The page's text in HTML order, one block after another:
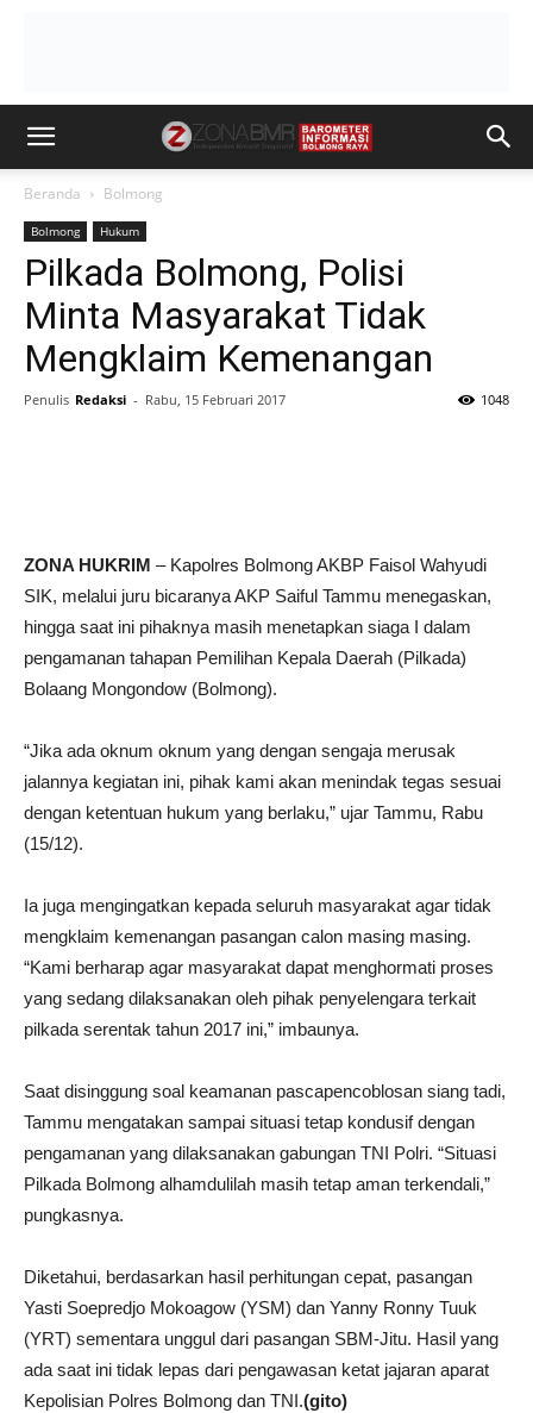
Beranda Bolmong
Bolmong Hukum
Pilkada Bolmong, Polisi
Minta Masyarakat Tidak
Mengklaim Kemenangan
Penulis Redaksi - Rabu, 15 Februari 2017 1048
ZONA HUKRIM – Kapolres Bolmong AKBP Faisol Wahyudi
SIK, melalui juru bicaranya AKP Saiful Tammu menegaskan,
hingga saat ini pihaknya masih menetapkan siaga I dalam
pengamanan tahapan Pemilihan Kepala Daerah (Pilkada)
Bolaang Mongondow (Bolmong).
“Jika ada oknum oknum yang dengan sengaja merusak
jalannya kegiatan ini, pihak kami akan menindak tegas sesuai
dengan ketentuan hukum yang berlaku,” ujar Tammu, Rabu
(15/12).
Ia juga mengingatkan kepada seluruh masyarakat agar tidak
mengklaim kemenangan pasangan calon masing masing.
“Kami berharap agar masyarakat dapat menghormati proses
yang sedang dilaksanakan oleh pihak penyelengara terkait
pilkada serentak tahun 2017 ini,” imbaunya.
Saat disinggung soal keamanan pascapencoblosan siang tadi,
Tammu mengatakan sampai situasi tetap kondusif dengan
pengamanan yang dilaksanakan gabungan TNI Polri. “Situasi
Pilkada Bolmong alhamdulilah masih tetap aman terkendali,”
pungkasnya.
Diketahui, berdasarkan hasil perhitungan cepat, pasangan
Yasti Soepredjo Mokoagow (YSM) dan Yanny Ronny Tuuk
(YRT) sementara unggul dari pasangan SBM-Jitu. Hasil yang
ada saat ini tidak lepas dari pengawasan ketat jajaran aparat
Kepolisian Polres Bolmong dan TNI.(gito)